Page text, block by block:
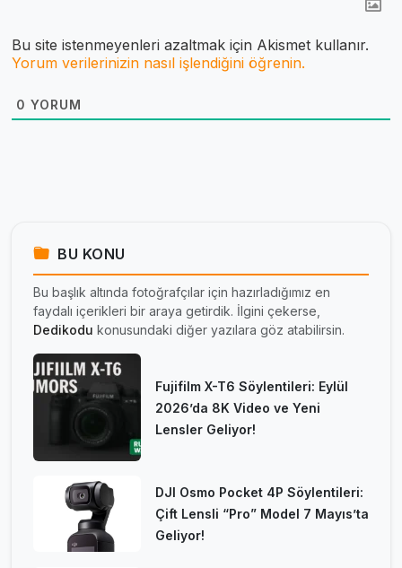
Bu site istenmeyenleri azaltmak için Akismet kullanır.
Yorum verilerinizin nasıl işlendiğini öğrenin.
0 YORUM
BU KONU
Bu başlık altında fotoğrafçılar için hazırladığımız en
faydalı içerikleri bir araya getirdik. İlgini çekerse,
Dedikodu konusundaki diğer yazılara göz atabilirsin.
Fujifilm X-T6 Söylentileri: Eylül
2026’da 8K Video ve Yeni
Lensler Geliyor!
DJI Osmo Pocket 4P Söylentileri:
Çift Lensli “Pro” Model 7 Mayıs’ta
Geliyor!